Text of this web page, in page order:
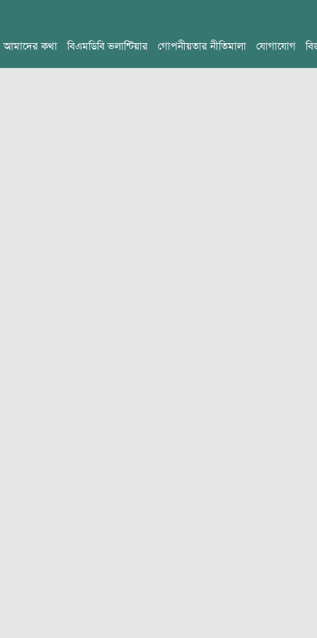
আমাদের কথা বিএমডিবি ভলান্টিয়ার গোপনীয়তার নীতিমালা যোগাযোগ